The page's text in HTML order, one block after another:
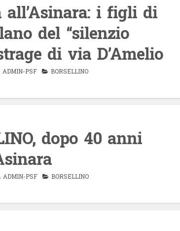
all’Asinara: i figli di
del “silenzio
di via D’Amelio
ADMIN-PSF BORSELLINO
dopo 40 anni
ADMIN-PSF BORSELLINO